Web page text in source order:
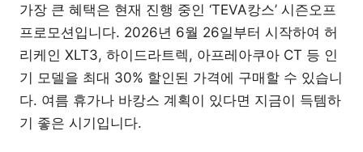
가장 큰 혜택은 현재 진행 중인 ‘TEVA캉스’ 시즌오프
프로모션입니다. 2026년 6월 26일부터 시작하여 허
리케인 XLT3, 하이드라트렉, 아프레아쿠아 CT 등 인
기 모델을 최대 30% 할인된 가격에 구매할 수 있습니
다. 여름 휴가나 바캉스 계획이 있다면 지금이 득템하
기 좋은 시기입니다.